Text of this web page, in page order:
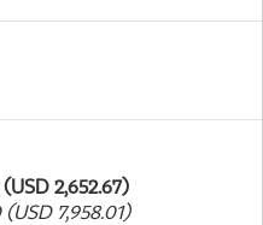
2,652.67)
7,958.01)